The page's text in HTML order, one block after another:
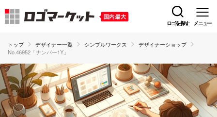
ロゴを探す メニュー
トップ デザイナー一覧 シンプルワークス
デザイナーショップ
No.46952「ナンバー1Y」